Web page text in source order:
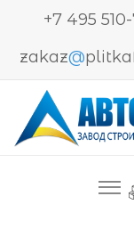
+7 495
zakaz@
Автострой. Завод
блоков